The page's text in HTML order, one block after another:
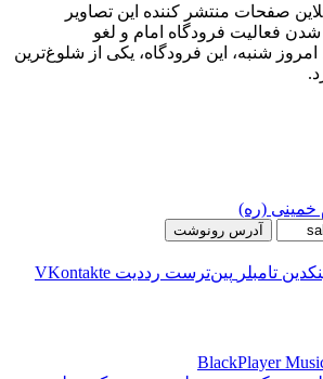
صفحات منتشر کننده این تصاویر
با ۲۴ ساعته شدن فعالیت فرودگاه امام و لغو
شنبه، این فرودگاه، یکی از شلوغ‌ترین
خمینی (ره)
آدرس رونوشت
‫تامبلر ‫پین‌ترست ‫رددیت ‫VKontakte
BlackPlayer